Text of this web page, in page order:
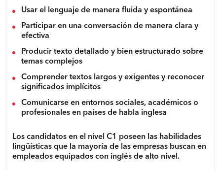
Usar el lenguaje de manera fluida y espontánea
Participar en una conversación de manera clara y
efectiva
Producir texto detallado y bien estructurado sobre
temas complejos
Comprender textos largos y exigentes y reconocer
significados implícitos
Comunicarse en entornos sociales, académicos o
profesionales en países de habla inglesa
Los candidatos en el nivel C1 poseen las habilidades
lingüísticas que la mayoría de las empresas buscan en
empleados equipados con inglés de alto nivel.